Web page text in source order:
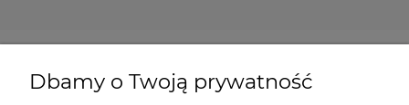
Dbamy o Twoją prywatność